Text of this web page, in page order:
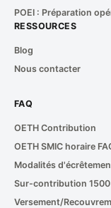
POEI : Préparation
RESSOURCES
Blog
Nous contacter
FAQ
OETH Contribution
OETH SMIC horaire
Modalités
Sur-contribution 1500
Versement/